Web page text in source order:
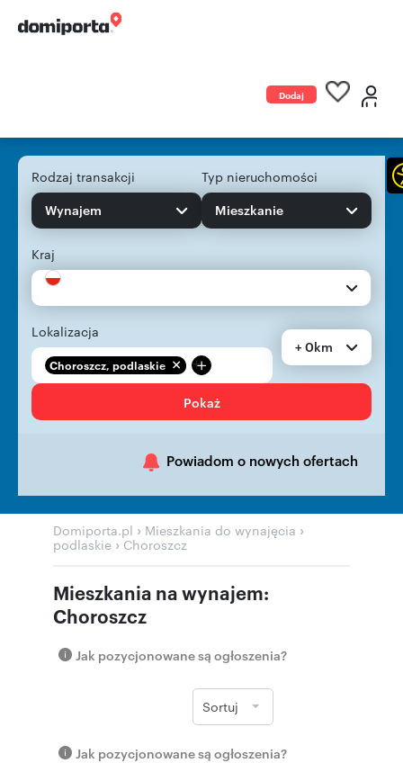
Dodaj
Rodzaj transakcji
Wynajem
Typ nieruchomości
Mieszkanie
Kraj
Lokalizacja
Choroszcz, podlaskie +
+ 0km
Pokaż
Powiadom o nowych ofertach
Domiporta.pl › Mieszkania do wynajęcia ›
podlaskie ›Choroszcz
Mieszkania na wynajem:
Choroszcz
Jak pozycjonowane są ogłoszenia?
Sortuj
Jak pozycjonowane są ogłoszenia?